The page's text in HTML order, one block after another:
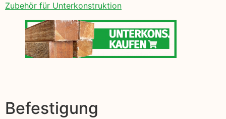
Zubehör für Unterkonstruktion
Befestigung